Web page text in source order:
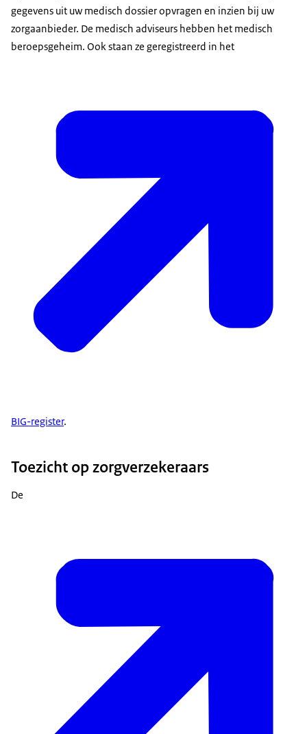
gegevens uit uw medisch dossier opvragen en inzien bij uw
zorgaanbieder. De medisch adviseurs hebben het medisch
beroepsgeheim. Ook staan ze geregistreerd in het
BIG-register.
Toezicht op zorgverzekeraars
De